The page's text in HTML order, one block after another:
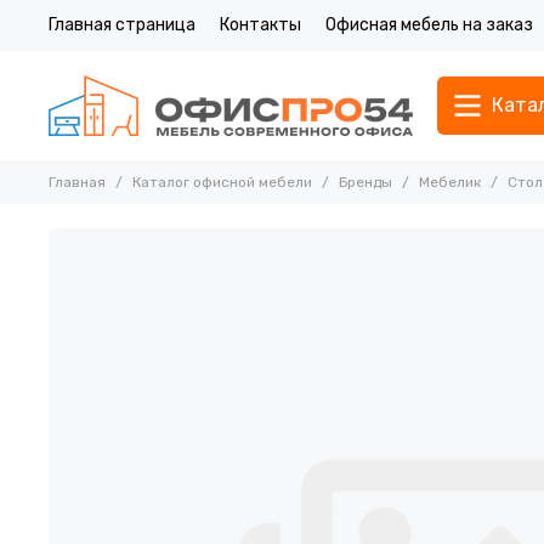
Главная страница Контакты Офисная мебель на заказ
Главная Каталог офисной мебели Бренды Мебелик